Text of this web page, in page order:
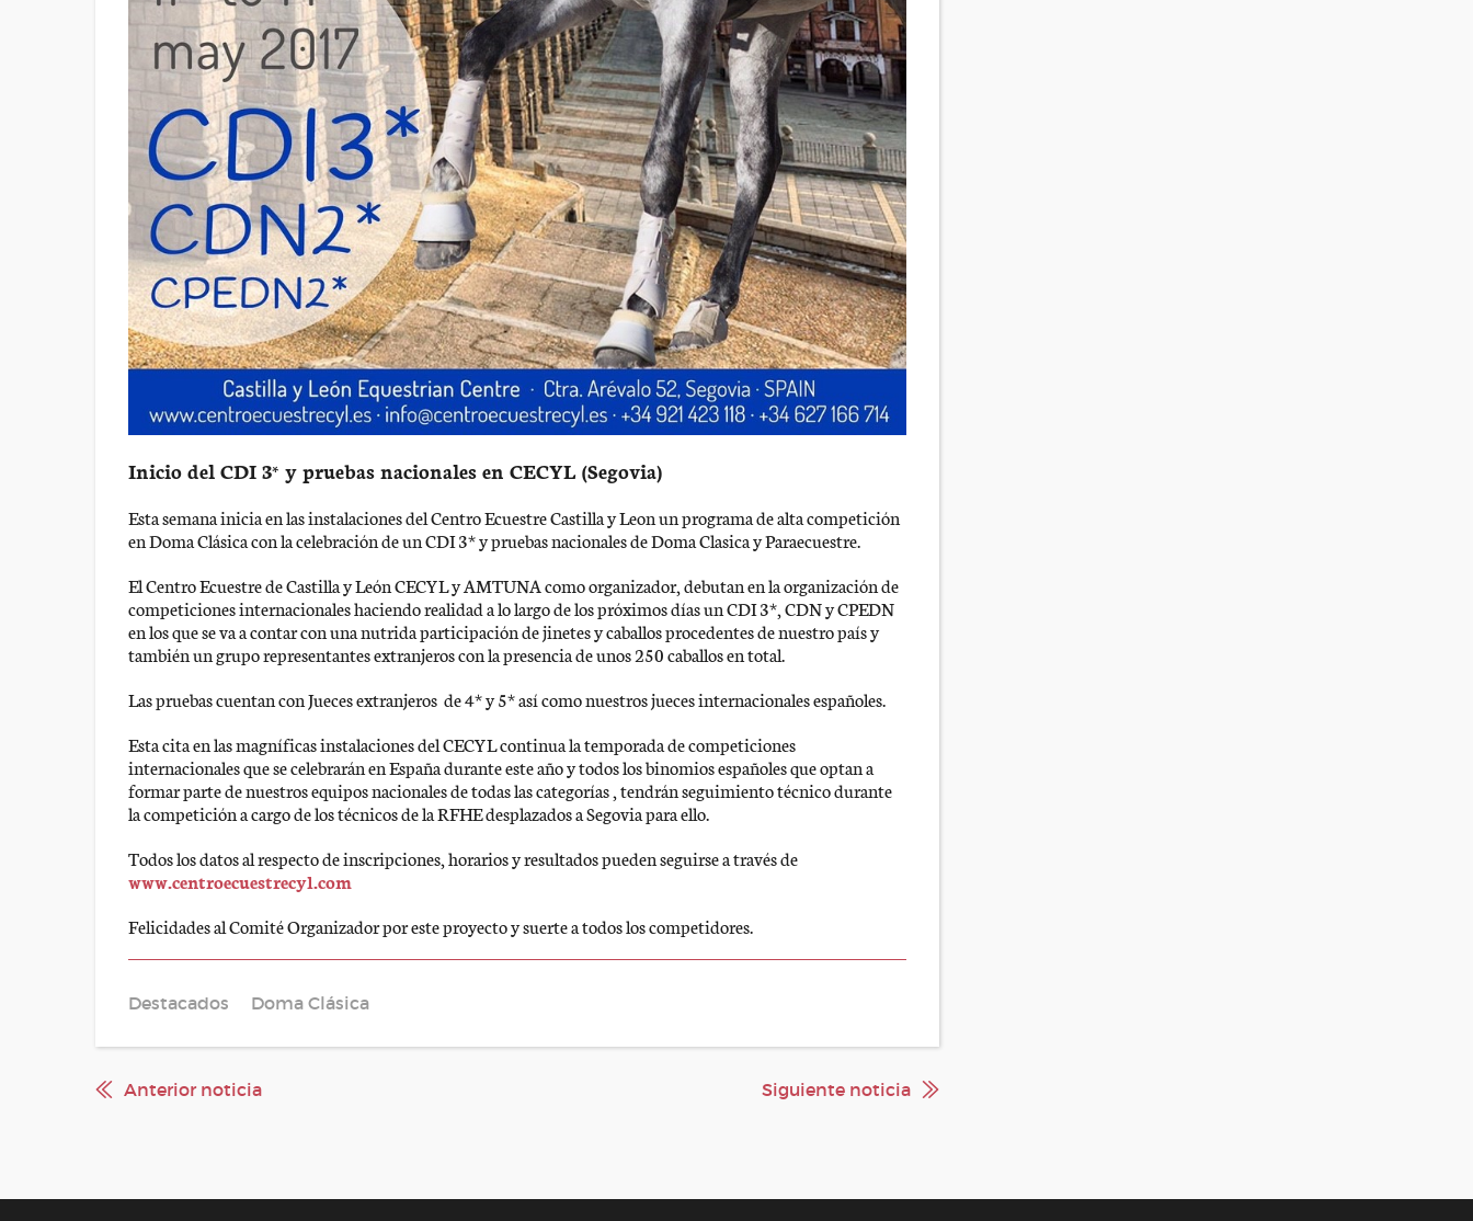
Inicio del CDI 3* y pruebas nacionales en CECYL (Segovia)
Esta semana inicia en las instalaciones del Centro Ecuestre Castilla y Leon un programa de alta competición
en Doma Clásica con la celebración de un CDI 3* y pruebas nacionales de Doma Clasica y Paraecuestre.
El Centro Ecuestre de Castilla y León CECYL y AMTUNA como organizador, debutan en la organización de
competiciones internacionales haciendo realidad a lo largo de los próximos días un CDI 3*, CDN y CPEDN
en los que se va a contar con una nutrida participación de jinetes y caballos procedentes de nuestro país y
también un grupo representantes extranjeros con la presencia de unos 250 caballos en total.
Las pruebas cuentan con Jueces extranjeros de 4* y 5* así como nuestros jueces internacionales españoles.
Esta cita en las magníficas instalaciones del CECYL continua la temporada de competiciones
internacionales que se celebrarán en España durante este año y todos los binomios españoles que optan a
formar parte de nuestros equipos nacionales de todas las categorías , tendrán seguimiento técnico durante
la competición a cargo de los técnicos de la RFHE desplazados a Segovia para ello.
Todos los datos al respecto de inscripciones, horarios y resultados pueden seguirse a través de
www.centroecuestrecyl.com
Felicidades al Comité Organizador por este proyecto y suerte a todos los competidores.
Destacados Doma Clásica
Anterior noticia Siguiente noticia